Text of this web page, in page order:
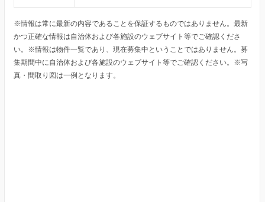
※情報は常に最新の内容であることを保証するものではありません。最新
かつ正確な情報は自治体および各施設のウェブサイト等でご確認くださ
い。※情報は物件一覧であり、現在募集中ということではありません。募
集期間中に自治体および各施設のウェブサイト等でご確認ください。※写
真・間取り図は一例となります。